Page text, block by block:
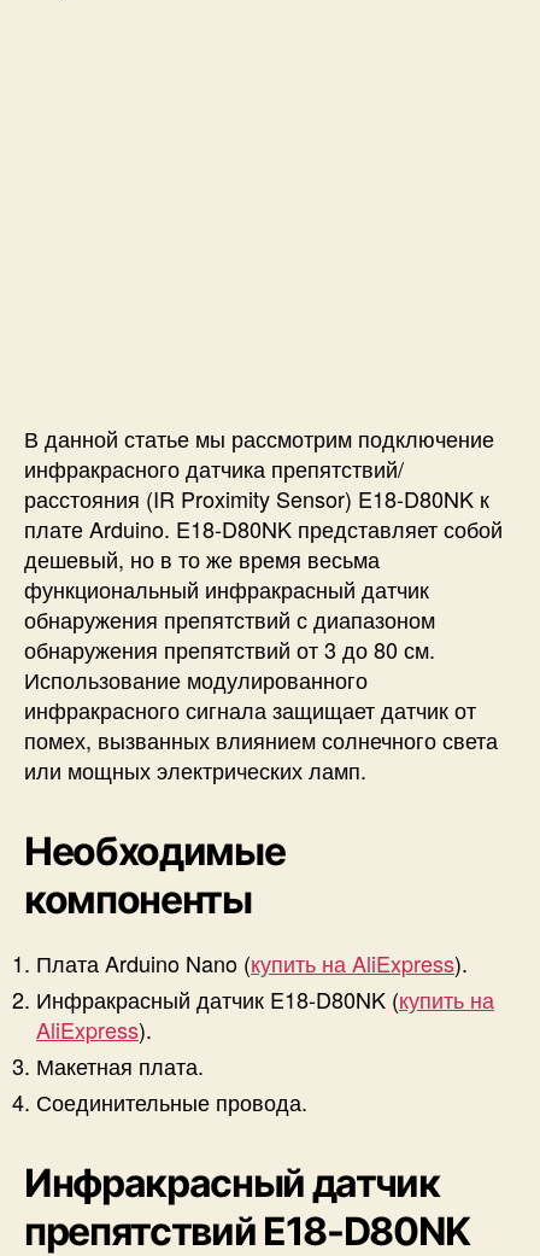
D
8
0
N
K
к
A
r
d
u
i
n
o
В данной статье мы рассмотрим подключение
инфракрасного датчика препятствий/
расстояния (IR Proximity Sensor) E18-D80NK к
плате Arduino. E18-D80NK представляет собой
дешевый, но в то же время весьма
функциональный инфракрасный датчик
обнаружения препятствий с диапазоном
обнаружения препятствий от 3 до 80 см.
Использование модулированного
инфракрасного сигнала защищает датчик от
помех, вызванных влиянием солнечного света
или мощных электрических ламп.
Необходимые
компоненты
Плата Arduino Nano (купить на AliExpress).
Инфракрасный датчик E18-D80NK (купить на
AliExpress).
Макетная плата.
Соединительные провода.
Инфракрасный датчик
препятствий E18-D80NK